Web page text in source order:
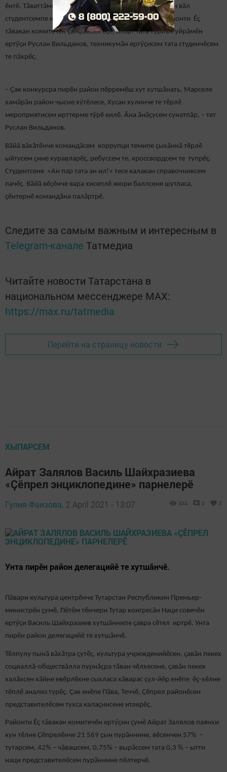
ӗнтӗ. Тӑваттӑмӗш этапри заданисене пурнӑҫлассишӗн вăл
студентсемпе квест-вӑйă ирттерчӗ. Мероприятие районти Ӗҫ
тӑвакан комитечӗн ҫамрӑксен ӗçӗ, спорт тата туризм уйрăмӗн
ертӳçи Руслан Вильданов, техникумӑн ертӳçисем тата студенчӗсем
те пăхрӗç.
– Çак конкурсра пирӗн район пӗрремӗш хут хутшӑнать. Марселе
хамӑрăн район чысне хӳтӗлесе, Хусан хулинче те тӗрлӗ
мероприятисем ирттерме тӳрӗ килӗ. Ӑна ӑнӑҫусем сунатпăр, – тет
Руслан Вильданов.
Вӑйă вăхăтӗнче командăсем коррупци темипе ҫыхӑннӑ тӗрлӗ
ыйтусем ҫине хуравларӗç, ребуссем те, кроссвордсем те тупрӗç.
Студентсене «Ан пар тата ан ил!» тесе калакан справочниксем
пачӗç. Вӑйӑ вӗҫӗнче вара хисеплӗ жюри баллсене шутласа,
ҫӗнтернӗ командăна палăртрӗ.
Следите за самым важным и интересным в
Telegram-канале Татмедиа
Читайте новости Татарстана в
национальном мессенджере MАХ:
https://max.ru/tatmedia
Перейти на страницу новости
ХЫПАРСЕМ
Айрат Залялов Василь Шайхразиева
«Çӗпрел энциклопедине» парнелерӗ
Гулия Фаизова, 2 April 2021 - 13:07 334 0 0
Унта пирӗн район делегацийӗ те хутшӑнчӗ.
Пăвари культура центрӗнче Тутарстан Республикин Премьер-
министрӗн ҫумӗ, Пӗтӗм тӗнчери Тутар конгресӑн Наци совечӗн
ертӳçи Василь Шайхразиев хутшӑннипе ҫавра сӗтел иртрӗ. Унта
пирӗн район делегацийӗ те хутшӑнчӗ.
Тӗлпулу пынă вăхăтра çутӗç, культура учрежденийӗсен, ҫавӑн пекех
социаллă-обществăлла пурнăçра тӑван чӗлхесене, ҫавӑн пекех
халӑхсен хӑйне евӗрлӗхне сыхласа хӑварас çул-йӗр енӗпе ӗҫ-хӗлне
тӗплӗ анализ турӗç. Çак енӗпе Пӑва, Теччӗ, Ҫӗпрел районӗсен
представителӗсем тухса калаçнисене итлерӗҫ.
Районти Ӗҫ тӑвакан комитечӗн ертӳҫин çумӗ Айрат Залялов паянхи
кун тӗлне Ҫӗпрелӗнче 21 569 ҫын пурӑннине, вӗсенчен 57% –
тутарсем, 42% – чӑвашсем, 0,75% – вырӑссем тата 0,3 % – ытти
наци представителӗсем пурӑннине пӗлтерчӗ.